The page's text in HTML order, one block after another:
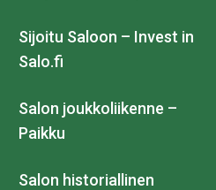
Sijoitu Saloon – Invest in
Salo.fi
Salon joukkoliikenne –
Paikku
Salon historiallinen